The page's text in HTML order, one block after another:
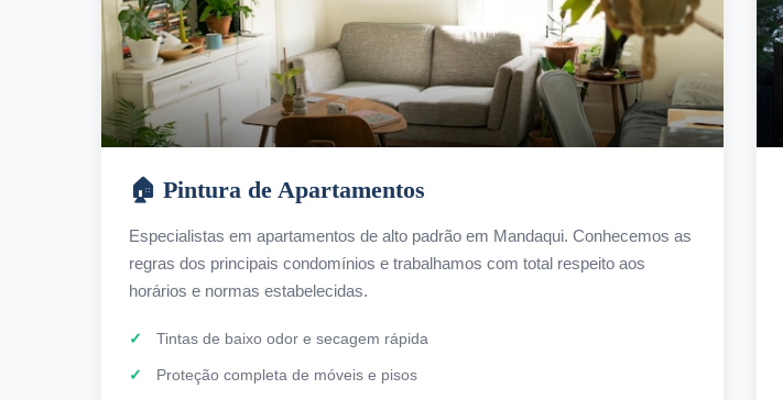
🏠 Pintura de Apartamentos
Especialistas em apartamentos de alto padrão em Mandaqui. Conhecemos as
regras dos principais condomínios e trabalhamos com total respeito aos
horários e normas estabelecidas.
Tintas de baixo odor e secagem rápida
Proteção completa de móveis e pisos